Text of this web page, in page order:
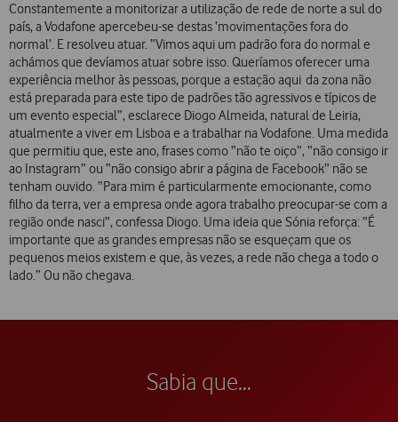
Constantemente a monitorizar a utilização de rede de norte a sul do
país, a Vodafone apercebeu-se destas ‘movimentações fora do
normal’. E resolveu atuar. “Vimos aqui um padrão fora do normal e
achámos que devíamos atuar sobre isso. Queríamos oferecer uma
experiência melhor às pessoas, porque a estação aqui da zona não
está preparada para este tipo de padrões tão agressivos e típicos de
um evento especial”, esclarece Diogo Almeida, natural de Leiria,
atualmente a viver em Lisboa e a trabalhar na Vodafone. Uma medida
que permitiu que, este ano, frases como “não te oiço”, “não consigo ir
ao Instagram” ou “não consigo abrir a página de Facebook” não se
tenham ouvido. “Para mim é particularmente emocionante, como
filho da terra, ver a empresa onde agora trabalho preocupar-se com a
região onde nasci”, confessa Diogo. Uma ideia que Sónia reforça: “É
importante que as grandes empresas não se esqueçam que os
pequenos meios existem e que, às vezes, a rede não chega a todo o
lado.” Ou não chegava.
Sabia que...